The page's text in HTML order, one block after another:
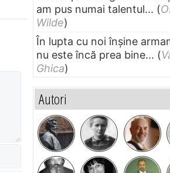
am pus numai talentul... (
Wilde)
În lupta cu noi înșine
nu este încă prea bine... (
Ghica)
Autori